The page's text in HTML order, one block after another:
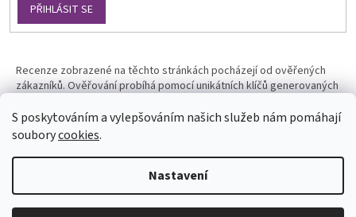
S poskytováním a vylepšováním našich služeb nám pomáhají
souborycookies.
Nastavení
PŘIHLÁSIT SE
Recenze zobrazené na těchto stránkách pocházejí od ověřených
zákazníků. Ověřování probíhá pomocí unikátních klíčů generovaných
Vytvořil Shoptet